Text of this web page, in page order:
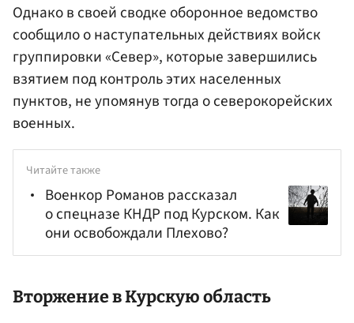
Однако в своей сводке оборонное ведомство
сообщило о наступательных действиях войск
группировки «Север», которые завершились
взятием под контроль этих населенных
пунктов, не упомянув тогда о северокорейских
военных.
Читайте также
Военкор Романов рассказал
о спецназе КНДР под Курском. Как
они освобождали Плехово?
Вторжение в Курскую область